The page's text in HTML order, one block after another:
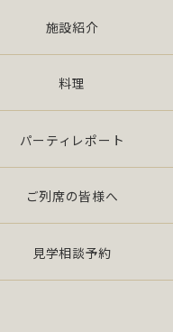
施設紹介
料理
パーティレポート
ご列席の皆様へ
見学相談予約